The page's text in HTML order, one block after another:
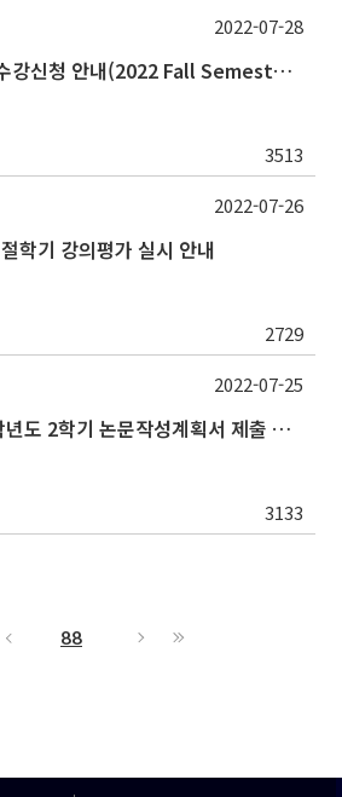
2022학년도 2학기 수강신청 안내(2022 Fall Semester Course Registration Guidelines)
3513
2022-07-28
학기 강의평가 실시 안내
2729
2022-07-26
[비대면진행]2022학년도 2학기 논문작성계획서 제출 안내(박사 초심 일정 포함)_Thesis Proposal
3133
2022-07-25
88